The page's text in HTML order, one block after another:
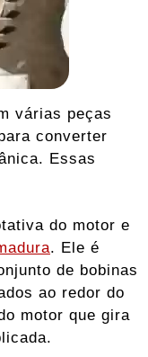
várias peças
converter
Essas
do motor e
. Ele é
de bobinas
ao redor do
motor que gira